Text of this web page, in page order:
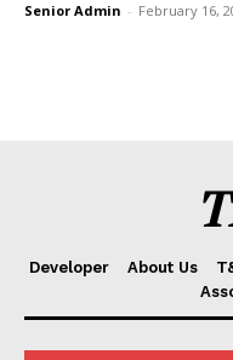
Senior Admin - February 16,
Developer About Us